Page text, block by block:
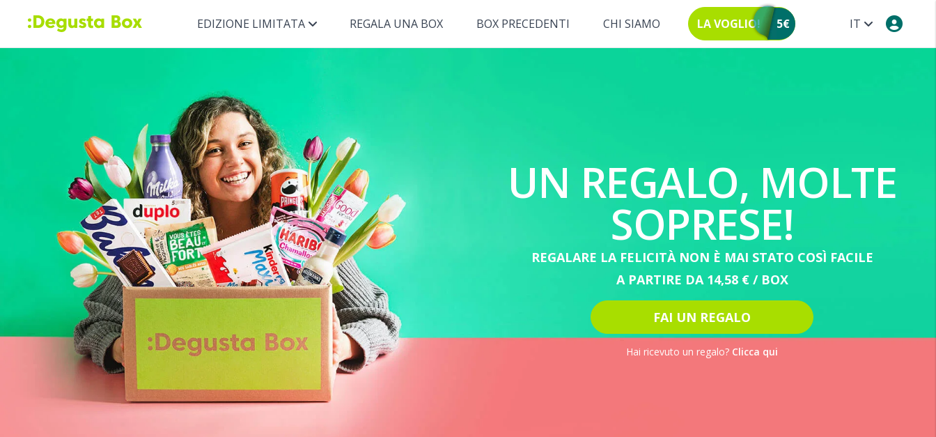
IT
EDIZIONE LIMITATA REGALA UNA BOX BOX PRECEDENTI CHI SIAMO LA VOGLIO! 5€
UN REGALO, MOLTE
SOPRESE!
REGALARE LA FELICITÀ NON È MAI STATO COSÌ FACILE
A PARTIRE DA 14,58 € / BOX
FAI UN REGALO
Hai ricevuto un regalo? Clicca qui